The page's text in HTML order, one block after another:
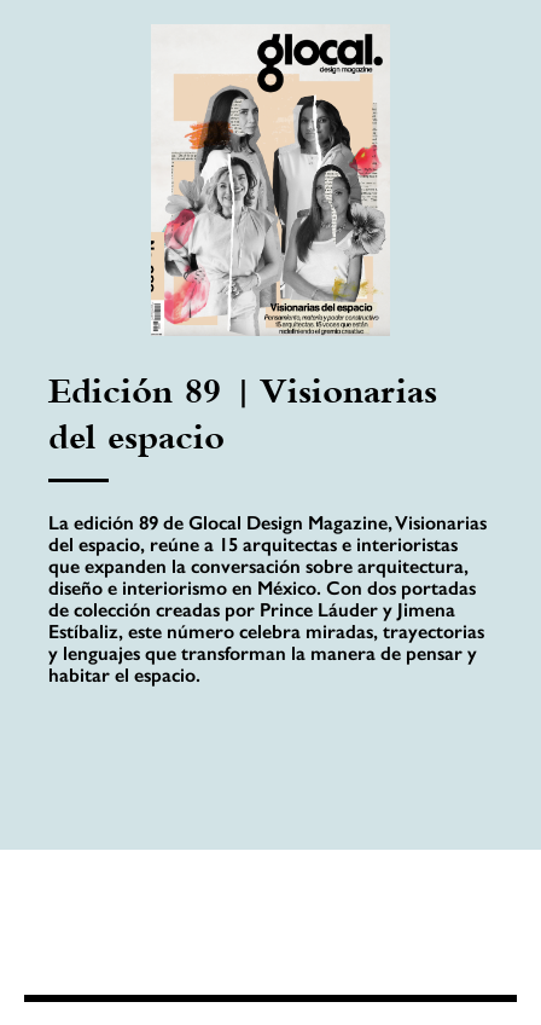
Edición 89 | Visionarias
del espacio
La edición 89 de Glocal Design Magazine, Visionarias
del espacio, reúne a 15 arquitectas e interioristas
que expanden la conversación sobre arquitectura,
diseño e interiorismo en México. Con dos portadas
de colección creadas por Prince Láuder y Jimena
Estíbaliz, este número celebra miradas, trayectorias
y lenguajes que transforman la manera de pensar y
habitar el espacio.